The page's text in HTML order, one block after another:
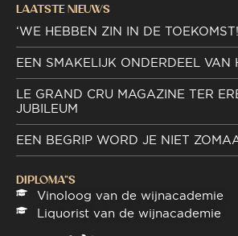
LAATSTE NIEUWS
‘WE HEBBEN ZIN IN DE
EEN SMAKELIJK ONDERDEEL VAN
LE GRAND CRU MAGAZINE TER
JUBILEUM
EEN BEGRIP WORD JE NIET
DIPLOMA"S
Vinoloog van de wijnacademie
Liquorist van de wijnacademie